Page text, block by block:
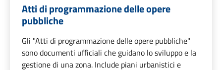
Atti di programmazione delle opere
pubbliche
Gli "Atti di programmazione delle opere pubbliche"
sono documenti ufficiali che guidano lo sviluppo e la
gestione di una zona. Include piani urbanistici e